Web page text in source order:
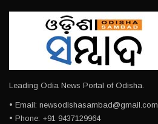
Leading Odia News Portal of Odisha.
• Email: newsodishasambad@gmail.com
• Phone: +91 9437129964